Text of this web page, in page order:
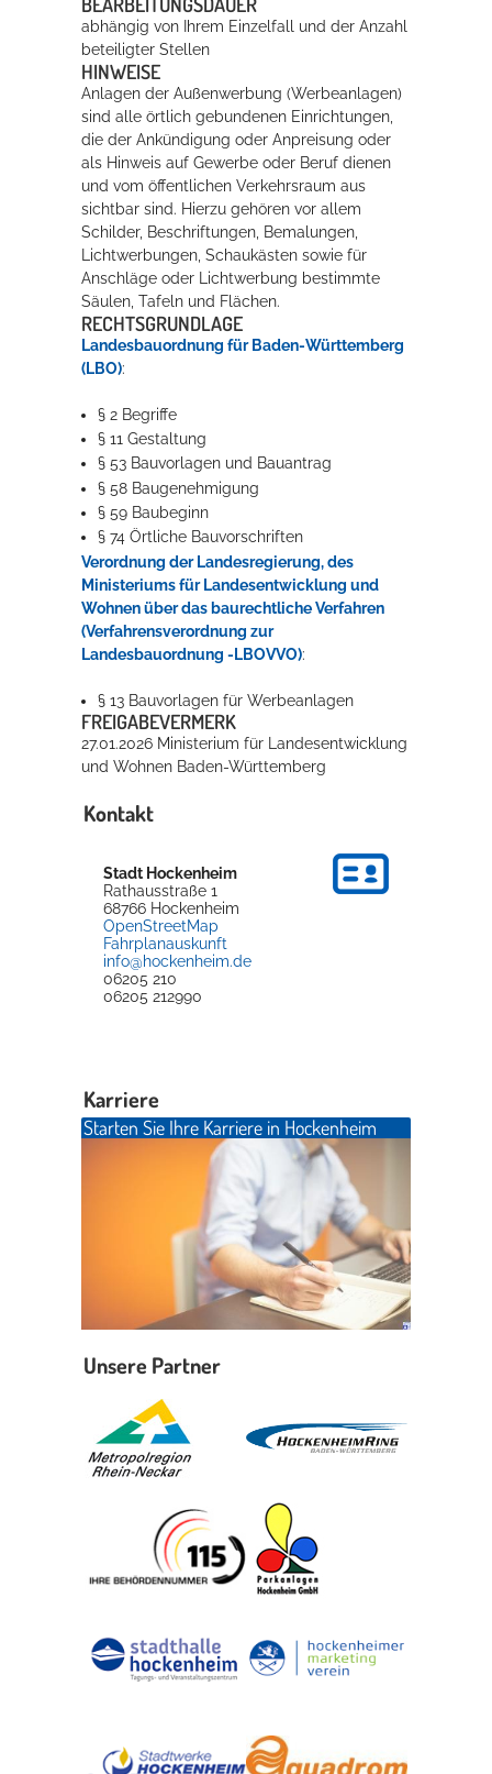
BEARBEITUNGSDAUER
abhängig von Ihrem Einzelfall und der Anzahl
beteiligter Stellen
HINWEISE
Anlagen der Außenwerbung (Werbeanlagen)
sind alle örtlich gebundenen Einrichtungen,
die der Ankündigung oder Anpreisung oder
als Hinweis auf Gewerbe oder Beruf dienen
und vom öffentlichen Verkehrsraum aus
sichtbar sind. Hierzu gehören vor allem
Schilder, Beschriftungen, Bemalungen,
Lichtwerbungen, Schaukästen sowie für
Anschläge oder Lichtwerbung bestimmte
Säulen, Tafeln und Flächen.
RECHTSGRUNDLAGE
Landesbauordnung für Baden-Württemberg
(LBO):
§ 2 Begriffe
§ 11 Gestaltung
§ 53 Bauvorlagen und Bauantrag
§ 58 Baugenehmigung
§ 59 Baubeginn
§ 74 Örtliche Bauvorschriften
Verordnung der Landesregierung, des
Ministeriums für Landesentwicklung und
Wohnen über das baurechtliche Verfahren
(Verfahrensverordnung zur
Landesbauordnung -LBOVVO):
§ 13 Bauvorlagen für Werbeanlagen
FREIGABEVERMERK
27.01.2026 Ministerium für Landesentwicklung
und Wohnen Baden-Württemberg
Kontakt
Stadt Hockenheim
Rathausstraße 1
68766 Hockenheim
OpenStreetMap
Fahrplanauskunft
info@hockenheim.de
06205 210
06205 212990
Karriere
Starten Sie Ihre Karriere in Hockenheim
Unsere Partner